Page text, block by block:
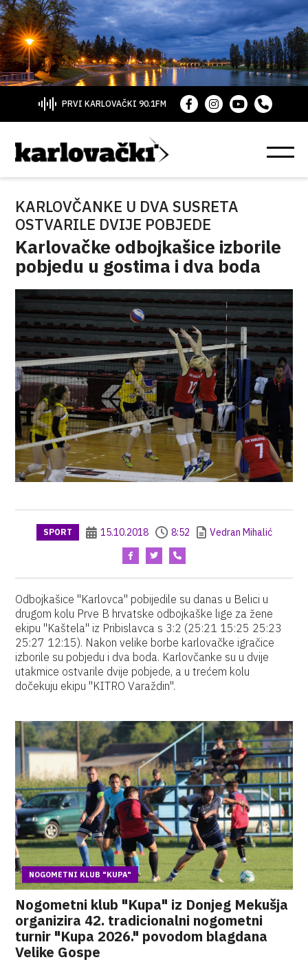
PRVI KARLOVAČKI 90.1FM
KARLOVČANKE U DVA SUSRETA
OSTVARILE DVIJE POBJEDE
Karlovačke odbojkašice izborile
pobjedu u gostima i dva boda
SPORT 15.10.2018 8:52 Vedran Mihalić
Odbojkašice "Karlovca" pobijedile su danas u Belici u
drugom kolu Prve B hrvatske odbojkaške lige za žene
ekipu "Kaštela" iz Pribislavca s 3:2 (25:21 15:25 25:23
25:27 12:15). Nakon velike borbe karlovačke igračice
izborile su pobjedu i dva boda. Karlovčanke su u dvije
utakmice ostvarile dvije pobjede, a u trećem kolu
dočekuju ekipu "KITRO Varaždin".
NOGOMETNI KLUB "KUPA"
Nogometni klub "Kupa" iz Donjeg Mekušja
organizira 42. tradicionalni nogometni
turnir "Kupa 2026." povodom blagdana
Velike Gospe